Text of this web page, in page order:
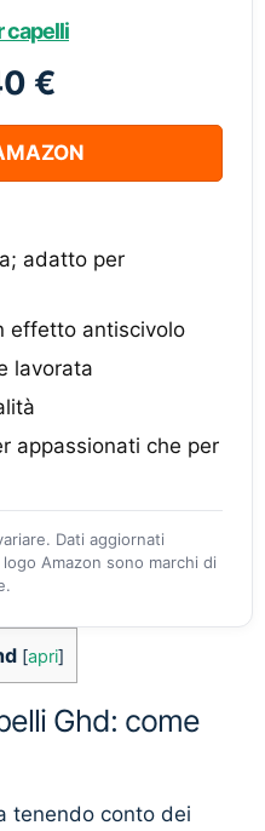
capelli
€
adatto per
effetto antiscivolo
lavorata
appassionati che per
Dati aggiornati
Amazon sono marchi di
[apri]
Ghd: come
tenendo conto dei